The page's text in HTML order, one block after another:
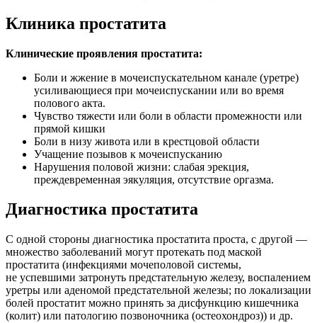
Клиника простатита
Клинические проявления простатита:
Боли и жжение в мочеиспускательном канале (уретре)
усиливающиеся при мочеиспускании или во время
полового акта.
Чувство тяжести или боли в области промежности или
прямой кишки
Боли в низу живота или в крестцовой области
Учащение позывов к мочеиспусканию
Нарушения половой жизни: слабая эрекция,
преждевременная эякуляция, отсутствие оргазма.
Диагностика простатита
С одной стороны диагностика простатита проста, с другой —
множество заболеваний могут протекать под маской
простатита (инфекциями мочеполовой системы,
не успевшими затронуть предстательную железу, воспалением
уретры или аденомой предстательной железы; по локализации
болей простатит можно принять за дисфункцию кишечника
(колит) или патологию позвоночника (остеохондроз)) и др.